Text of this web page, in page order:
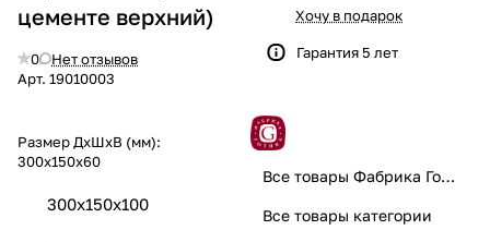
цементе верхний)
0
Нет отзывов
Арт. 19010003
Размер ДхШхВ (мм):
300x150x60
300x150x100
Хочу в подарок
Гарантия 5 лет
Все товары Фабрика Готика
Все товары категории